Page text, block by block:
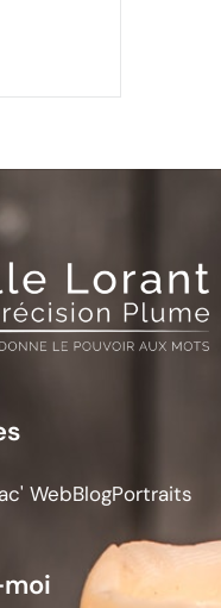
WebBlogPortraits